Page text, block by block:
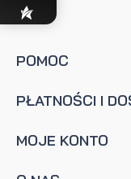
POMOC
PŁATNOŚCI I
MOJE KONTO